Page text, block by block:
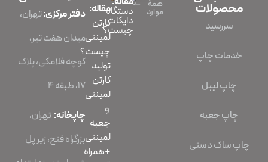
محصولات
سررسید
خدمات چاپ
چاپ لیبل
چاپ جعبه
چاپ ساک دستی
همه
موارد دستگاه
دایکات
چیست؟
مقاله:
کارتن
لمینتی
چیست؟
تولید
کارتن
لمینتی
و
جعبه
لمینتی
+همراه
دفتر مرکزی:تهران،
میدان هفت تیر،
کوچه فلامکی، پلاک
۱۷، طبقه ۴
چاپخانه: تهران،
بزرگراه فتح، زیر پل